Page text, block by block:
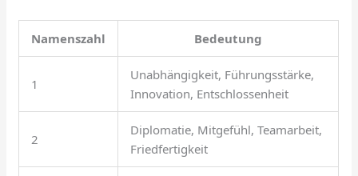
Namenszahl Bedeutung
1
Unabhängigkeit, Führungsstärke,
Innovation, Entschlossenheit
2
Diplomatie, Mitgefühl, Teamarbeit,
Friedfertigkeit